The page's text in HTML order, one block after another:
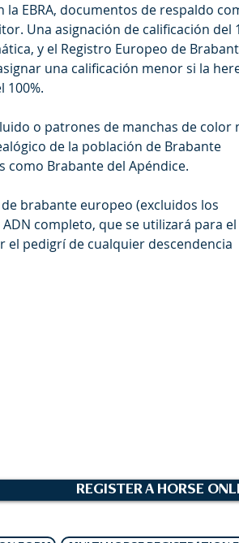
EBRA, documentos de respaldo
Una asignación de calificación del
y el Registro Europeo de
una calificación menor si la
100%.
o patrones de manchas de color
de la población de Brabante
como Brabante del Apéndice.
brabante europeo (excluidos los
completo, que se utilizará para el
el pedigrí de cualquier descendencia
REGISTER A HORSE